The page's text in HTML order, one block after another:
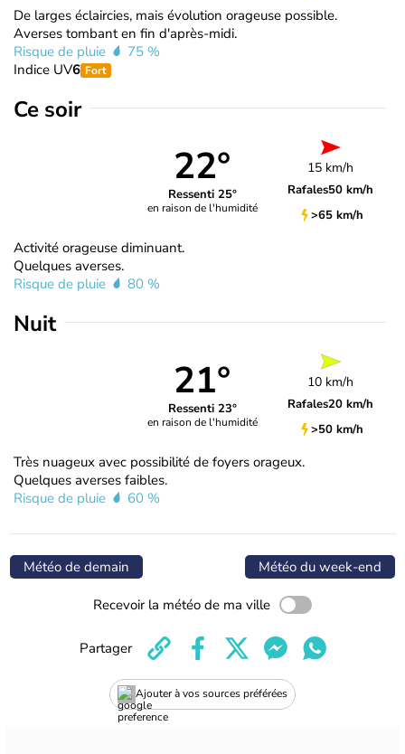
De larges éclaircies, mais évolution orageuse possible.
Averses tombant en fin d'après-midi.
Risque de pluie
75 %
Indice UV6 Fort
Ce soir
22°
Ressenti 25°
en raison de l'humidité
15 km/h
Rafales50 km/h
>65 km/h
Activité orageuse diminuant.
Quelques averses.
Risque de pluie
80 %
Nuit
21°
Ressenti 23°
en raison de l'humidité
10 km/h
Rafales20 km/h
>50 km/h
Très nuageux avec possibilité de foyers orageux.
Quelques averses faibles.
Risque de pluie
60 %
Météo de demain Météo du week-end
Recevoir la météo de ma ville
Ajouter à vos sources préférées
Partager